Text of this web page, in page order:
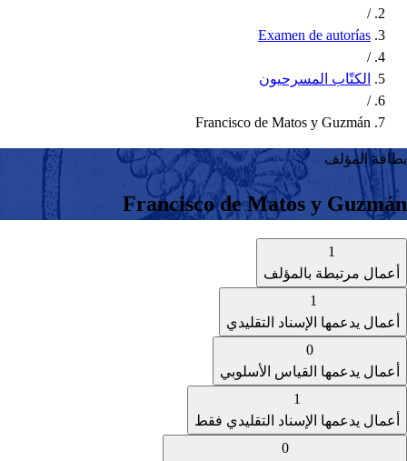
/
Examen de autorías
/
الكتّاب المسرحيون
/
Francisco de Matos y Guzmán
بطاقة المؤلف
Francisco de Matos y Guzmán
1
أعمال مرتبطة بالمؤلف
1
أعمال يدعمها الإسناد التقليدي
0
أعمال يدعمها القياس الأسلوبي
1
أعمال يدعمها الإسناد التقليدي فقط
0